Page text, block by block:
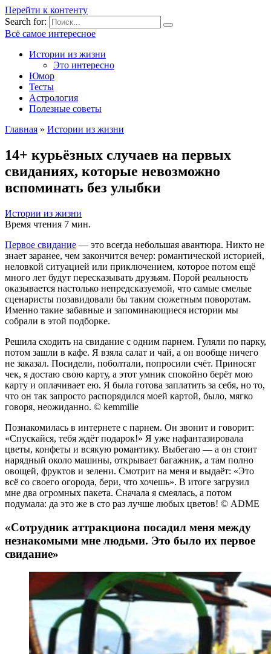
Перейти к контенту
Search for:
Всё самое интересное
Истории из жизни
Это интересно
Юмор
Тесты
Астрология
Полезные советы
Главная » Истории из жизни
14+ курьёзных случаев на первых
свиданиях, которые невозможно
вспоминать без улыбки
Истории из жизни
Время чтения 7 мин.
Первое свидание — это всегда небольшая авантюра. Никто не
знает заранее, чем закончится вечер: романтической историей,
неловкой ситуацией или приключением, которое потом ещё
много лет будут пересказывать друзьям. Порой реальность
оказывается настолько непредсказуемой, что самые смелые
сценаристы позавидовали бы таким сюжетным поворотам.
Именно такие забавные и запоминающиеся истории мы
собрали в этой подборке.
Решила сходить на свидание с одним парнем. Гуляли по парку,
потом зашли в кафе. Я взяла салат и чай, а он вообще ничего
не заказал. Посидели, поболтали, попросили счёт. Приносят
чек, я достаю свою карту, а этот умник спокойно берёт мою
карту и оплачивает ею. Я была готова заплатить за себя, но то,
что он так запросто распорядился моей картой, было, мягко
говоря, неожиданно. © kemmilie
Познакомилась в интернете с парнем. Он звонит и говорит:
«Спускайся, тебя ждёт подарок!» Я уже нафантазировала
цветы, конфеты и всякую романтику. Выбегаю — а он стоит
нарядный около машины, открывает багажник, а там полно
овощей, фруктов и зелени. Смотрит на меня и выдаёт: «Это
всё со своего огорода, бери, что хочешь». В итоге загрузил
мне два огромных пакета. Сначала я смеялась, а потом
подумала: да это же в сто раз лучше любых цветов! © ADME
«Сотрудник аттракциона посадил меня между
незнакомыми мне людьми. Это было их первое
свидание»